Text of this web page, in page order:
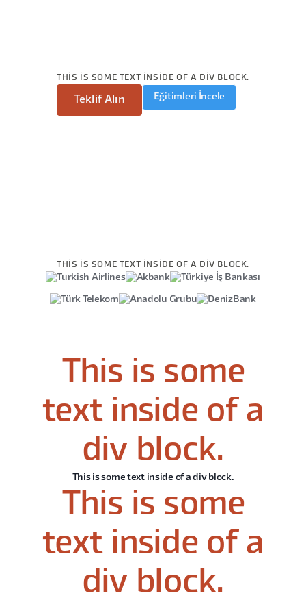
THIS IS SOME TEXT INSIDE OF A DIV BLOCK.
Teklif Alın Eğitimleri İncele
THIS IS SOME TEXT INSIDE OF A DIV BLOCK.
This is some
text inside of a
div block.
This is some text inside of a div block.
This is some
text inside of a
div block.